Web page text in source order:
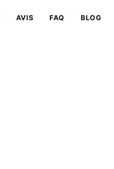
AVIS FAQ BLOG